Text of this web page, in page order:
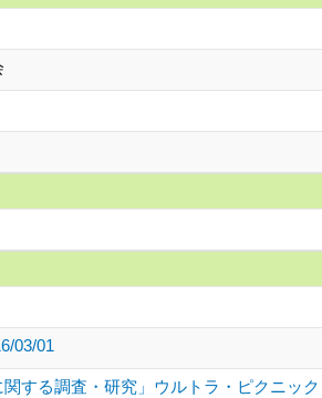
03/01
する調査・研究」ウルトラ・ピクニッ